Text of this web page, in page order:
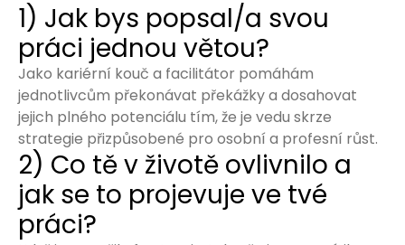
1) Jak bys popsal/a svou
práci jednou větou?
Jako kariérní kouč a facilitátor pomáhám
jednotlivcům překonávat překážky a dosahovat
jejich plného potenciálu tím, že je vedu skrze
strategie přizpůsobené pro osobní a profesní růst.
2) Co tě v životě ovlivnilo a
jak se to projevuje ve tvé
práci?